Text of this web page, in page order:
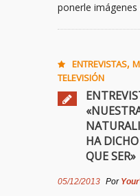
ponerle
ENTREVISTAS,
TELEVISIÓN
HA
QUE SER»
05/12/2013 Por